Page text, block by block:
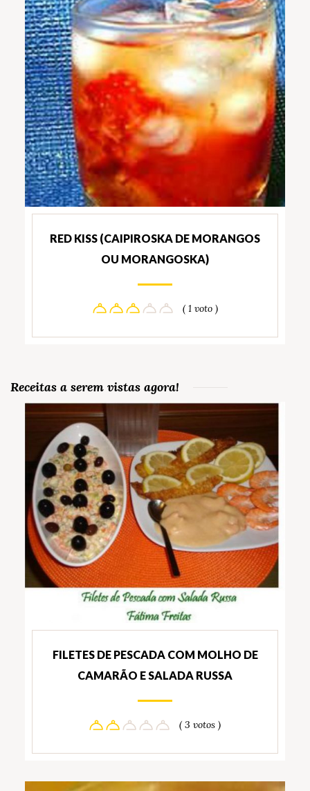
RED KISS (CAIPIROSKA DE MORANGOS
OU MORANGOSKA)
( 1 voto )
Receitas a serem vistas agora!
FILETES DE PESCADA COM MOLHO DE
CAMARÃO E SALADA RUSSA
( 3 votos )